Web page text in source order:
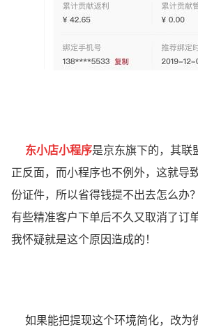
东小店小程序是京东旗下的，其联
正反面，而小程序也不例外，这就导
份证件，所以省得钱提不出去怎么办
有些精准客户下单后不久又取消了订
我怀疑就是这个原因造成的！
如果能把提现这个环境简化，改为